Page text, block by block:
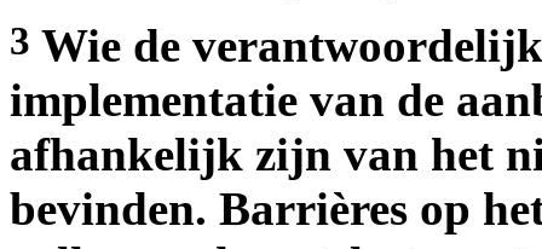
3 Wie de
implementatie van de
afhankelijk zijn van het
bevinden. Barrières op